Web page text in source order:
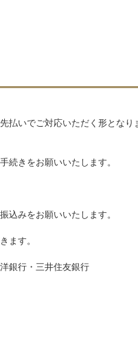
払いでご対応いただく形となり
きをお願いいたします。
みをお願いいたします。
ます。
銀行・三井住友銀行